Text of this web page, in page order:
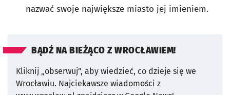
nazwać swoje największe miasto jej imieniem.
BĄDŹ NA BIEŻĄCO Z WROCŁAWIEM!
Kliknij „obserwuj”, aby wiedzieć, co dzieje się we
Wrocławiu. Najciekawsze wiadomości z